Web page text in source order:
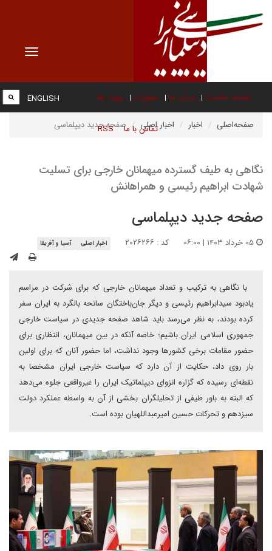
Toggle
صفحه نخست درباره ما عضویت پیوند ها
تماس با ما RSS
ENGLISH
صفحه‌اصلی اخبار اخبار اصلی صفحه جدید دیپلماسی
نگاهی به طیف گسترده میهمانان خارجی برای تسلیت
شهادت ابراهیم رئیسی و همراهانش
صفحه جدید دیپلماسی
کد : ۲۰۲۶۲۶۶ اخبار اصلی آسیا و آفریقا
با نگاهی به ترکیب و تعداد میهمانان خارجی که برای شرکت در مراسم
یادبود سیدابراهیم رئیسی و دیگر جان‌باختگان سانحه بالگرد به ایران سفر
کرده بودند، به نظر می‌رسد باید شاهد صفحه جدیدی در سیاست خارجی
جمهوری اسلامی ایران باشیم؛ خاصه آنکه در بین میهمانان، انتظاری برای
حضور مقامات برخی کشورها وجود نداشت، اما حضور آنان که برای اولین
بار روی داد، حکایت از آن دارد که سیاست خارجی ایران مشخصا به
نقطه‌ای رسیده‌ که گزاره انزوای دیپلماتیک ایران را غیرواقعی جلوه می‌دهد
که البته به باور طیفی از تحلیلگران بخشی از آن به واسطه عملکرد دولت
سیزدهم و تحرکات حسین امیرعبداللهیان بوده است.